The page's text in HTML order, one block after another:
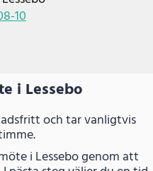
10
i Lessebo
och tar vanligtvis
i Lessebo genom att